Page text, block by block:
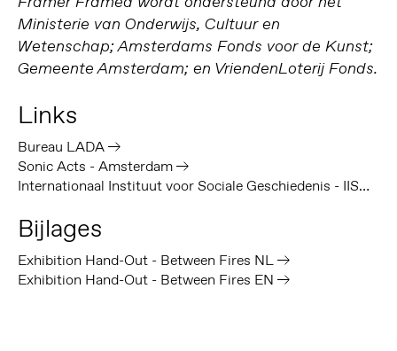
Ministerie van Onderwijs, Cultuur en
Wetenschap; Amsterdams Fonds voor de Kunst;
Gemeente Amsterdam; en VriendenLoterij Fonds.
Links
Bureau LADA
Sonic Acts - Amsterdam
Internationaal Instituut voor Sociale Geschiedenis - IISG
Bijlages
Exhibition Hand-Out - Between Fires NL
Exhibition Hand-Out - Between Fires EN